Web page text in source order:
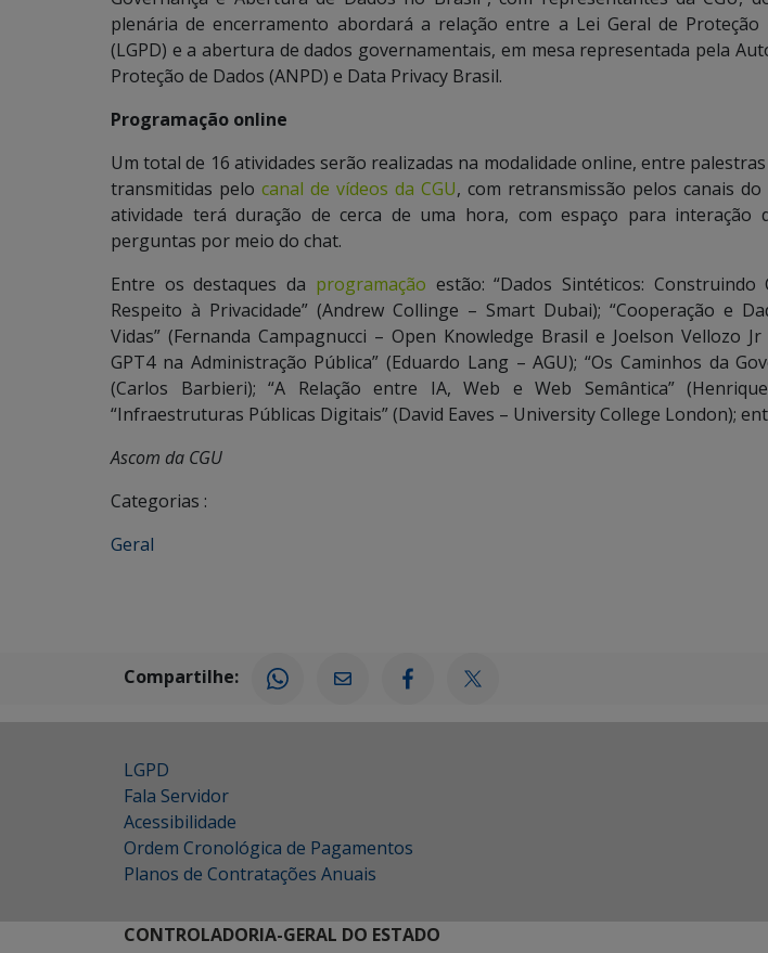
plenária de encerramento abordará a relação entre a Lei Geral de Proteção
(LGPD) e a abertura de dados governamentais, em mesa representada pela
Proteção de Dados (ANPD) e Data Privacy Brasil.
Programação online
Um total de 16 atividades serão realizadas na modalidade online, entre
transmitidas pelo canal de vídeos da CGU, com retransmissão pelos canais do
atividade terá duração de cerca de uma hora, com espaço para interação
perguntas por meio do chat.
Entre os destaques da programação estão: “Dados Sintéticos: Construindo
Respeito à Privacidade” (Andrew Collinge – Smart Dubai); “Cooperação e
Vidas” (Fernanda Campagnucci – Open Knowledge Brasil e Joelson Vellozo
GPT4 na Administração Pública” (Eduardo Lang – AGU); “Os Caminhos da
(Carlos Barbieri); “A Relação entre IA, Web e Web Semântica”
“Infraestruturas Públicas Digitais” (David Eaves – University College London);
Ascom da CGU
Categorias :
Geral
Compartilhe:
LGPD
Fala Servidor
Acessibilidade
Ordem Cronológica de Pagamentos
Planos de Contratações Anuais
CONTROLADORIA-GERAL DO ESTADO